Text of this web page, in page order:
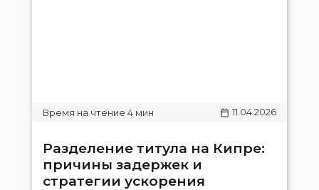
11.04.2026
Разделение титула на Кипре:
причины задержек и
стратегии ускорения